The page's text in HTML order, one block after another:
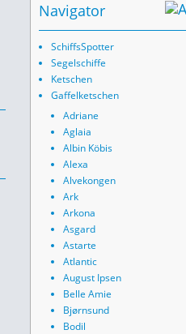
Navigator
SchiffsSpotter
Segelschiffe
Ketschen
Gaffelketschen
Adriane
Aglaia
Albin Köbis
Alexa
Alvekongen
Ark
Arkona
Asgard
Astarte
Atlantic
August Ipsen
Belle Amie
Bjørnsund
Bodil